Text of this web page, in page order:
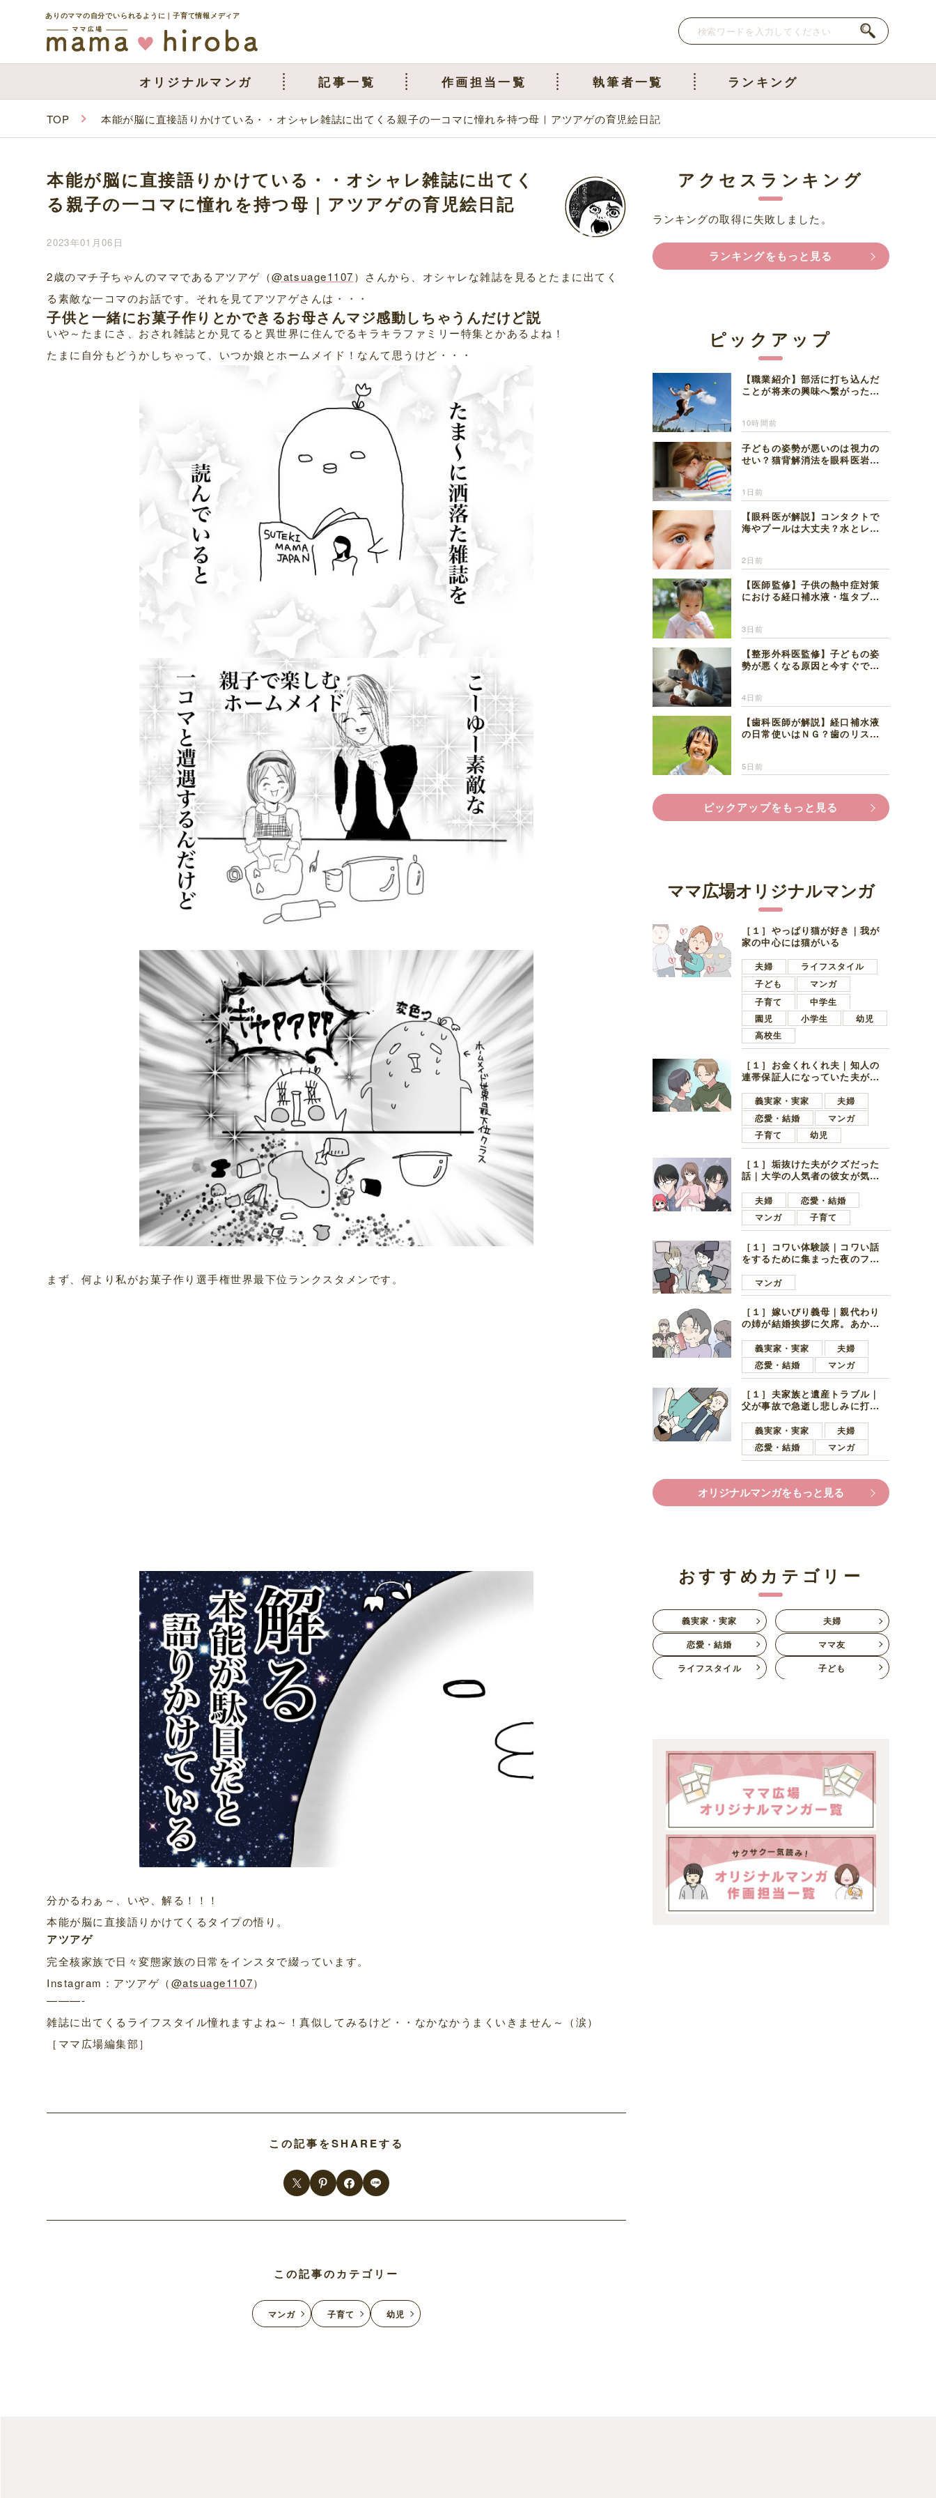
ありのママの自分でいられるように｜子育て情報メディア
オリジナルマンガ 記事一覧 作画担当一覧 執筆者一覧 ランキング
TOP 本能が脳に直接語りかけている・・オシャレ雑誌に出てくる親子の一コマに憧れを持つ母｜アツアゲの育児絵日記
本能が脳に直接語りかけている・・オシャレ雑誌に出てく
る親子の一コマに憧れを持つ母｜アツアゲの育児絵日記
2023年01月06日
2歳のマチ子ちゃんのママであるアツアゲ（@atsuage1107）さんから、オシャレな雑誌を見るとたまに出てく
る素敵な一コマのお話です。それを見てアツアゲさんは・・・
子供と一緒にお菓子作りとかできるお母さんマジ感動しちゃうんだけど説
いや～たまにさ、おされ雑誌とか見てると異世界に住んでるキラキラファミリー特集とかあるよね！
たまに自分もどうかしちゃって、いつか娘とホームメイド！なんて思うけど・・・
まず、何より私がお菓子作り選手権世界最下位ランクスタメンです。
分かるわぁ～、いや、解る！！！
本能が脳に直接語りかけてくるタイプの悟り。
アツアゲ
完全核家族で日々変態家族の日常をインスタで綴っています。
Instagram：アツアゲ（@atsuage1107）
———-
雑誌に出てくるライフスタイル憧れますよね～！真似してみるけど・・なかなかうまくいきません～（涙）
［ママ広場編集部］
この記事をSHAREする
この記事のカテゴリー
マンガ 子育て 幼児
アクセスランキング
ランキングの取得に失敗しました。
ランキングをもっと見る
ピックアップ
【職業紹介】部活に打ち込んだ
ことが将来の興味へ繋がった。
10時間前
子どもの姿勢が悪いのは視力の
せい？猫背解消法を眼科医岩見
1日前
【眼科医が解説】コンタクトで
海やプールは大丈夫？水とレン
2日前
【医師監修】子供の熱中症対策
における経口補水液・塩タブレ
3日前
【整形外科医監修】子どもの姿
勢が悪くなる原因と今すぐでき
4日前
【歯科医師が解説】経口補水液
の日常使いはＮＧ？歯のリスク
5日前
ピックアップをもっと見る
ママ広場オリジナルマンガ
［１］やっぱり猫が好き｜我が
家の中心には猫がいる
夫婦
ライフスタイル
子ども
マンガ
子育て
中学生
園児
小学生
幼児
高校生
［１］お金くれくれ夫｜知人の
連帯保証人になっていた夫が家
言ってきた
義実家・実家
夫婦
恋愛・結婚
マンガ
子育て
幼児
［１］垢抜けた夫がクズだった
話｜大学の人気者の彼女が気に
子学生
夫婦
恋愛・結婚
マンガ
子育て
［１］コワい体験談｜コワい話
をするために集まった夜のファ
好きの男の子ママ
マンガ
［１］嫁いびり義母｜親代わり
の姉が結婚挨拶に欠席。あから
義実家・実家
夫婦
恋愛・結婚
マンガ
［１］夫家族と遺産トラブル｜
父が事故で急逝し悲しみに打ち
ます夫
義実家・実家
夫婦
恋愛・結婚
マンガ
オリジナルマンガをもっと見る
おすすめカテゴリー
義実家・実家
夫婦
恋愛・結婚
ママ友
ライフスタイル
子ども